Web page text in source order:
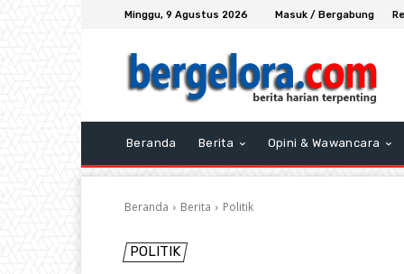
Minggu, 9 Agustus 2026 Masuk / Bergabung
Beranda Berita Opini & Wawancara
Beranda Berita Politik
POLITIK